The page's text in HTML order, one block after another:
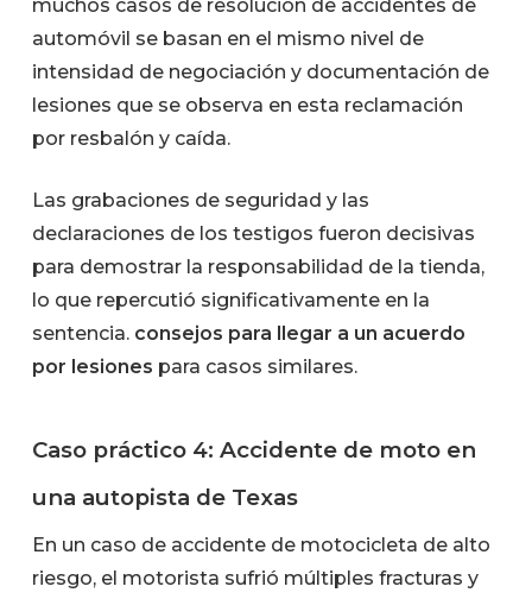
muchos casos de resolución de accidentes de
automóvil se basan en el mismo nivel de
intensidad de negociación y documentación de
lesiones que se observa en esta reclamación
por resbalón y caída.
Las grabaciones de seguridad y las
declaraciones de los testigos fueron decisivas
para demostrar la responsabilidad de la tienda,
lo que repercutió significativamente en la
sentencia. consejos para llegar a un acuerdo
por lesiones para casos similares.
Caso práctico 4: Accidente de moto en
una autopista de Texas
En un caso de accidente de motocicleta de alto
riesgo, el motorista sufrió múltiples fracturas y